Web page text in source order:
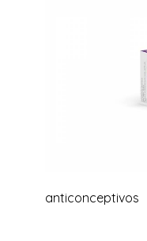
anticonceptivos